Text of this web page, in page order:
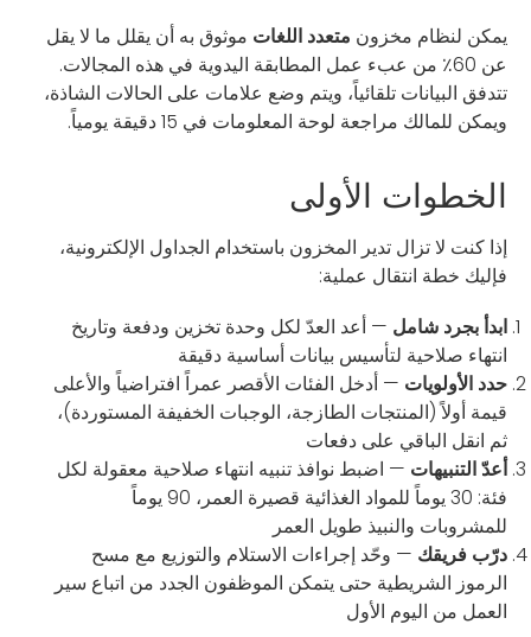
يمكن لنظام مخزون متعدد اللغات موثوق به أن يقلل ما لا يقل
عن 60٪ من عبء عمل المطابقة اليدوية في هذه المجالات.
تتدفق البيانات تلقائياً، ويتم وضع علامات على الحالات الشاذة،
ويمكن للمالك مراجعة لوحة المعلومات في 15 دقيقة يومياً.
الخطوات الأولى
إذا كنت لا تزال تدير المخزون باستخدام الجداول الإلكترونية،
فإليك خطة انتقال عملية:
ابدأ بجرد شامل — أعد العدّ لكل وحدة تخزين ودفعة وتاريخ
انتهاء صلاحية لتأسيس بيانات أساسية دقيقة
حدد الأولويات — أدخل الفئات الأقصر عمراً افتراضياً والأعلى
قيمة أولاً (المنتجات الطازجة، الوجبات الخفيفة المستوردة)،
ثم انقل الباقي على دفعات
أعدّ التنبيهات — اضبط نوافذ تنبيه انتهاء صلاحية معقولة لكل
فئة: 30 يوماً للمواد الغذائية قصيرة العمر، 90 يوماً
للمشروبات والنبيذ طويل العمر
درّب فريقك — وحّد إجراءات الاستلام والتوزيع مع مسح
الرموز الشريطية حتى يتمكن الموظفون الجدد من اتباع سير
العمل من اليوم الأول